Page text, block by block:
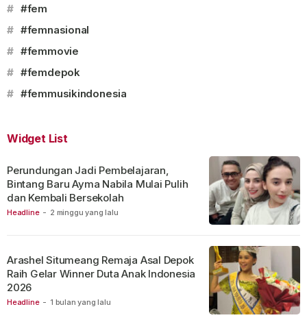
# #fem
# #femnasional
# #femmovie
# #femdepok
# #femmusikindonesia
Widget List
Headline - 2 minggu yang lalu
Perundungan Jadi Pembelajaran,
Bintang Baru Ayma Nabila Mulai Pulih
dan Kembali Bersekolah
Headline - 1 bulan yang lalu
Arashel Situmeang Remaja Asal Depok
Raih Gelar Winner Duta Anak Indonesia
2026